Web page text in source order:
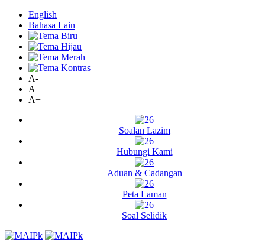
English
Bahasa Lain
A-
A
A+
Soalan Lazim
Hubungi Kami
Aduan & Cadangan
Peta Laman
Soal Selidik